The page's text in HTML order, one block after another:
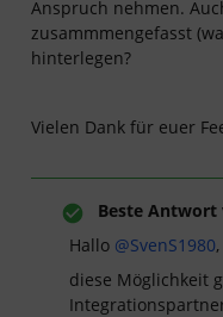
Anspruch nehmen.
zusammmengefasst
hinterlegen?
Vielen Dank für euer
Beste Antwort
Hallo @SvenS1980,
diese Möglichkeit